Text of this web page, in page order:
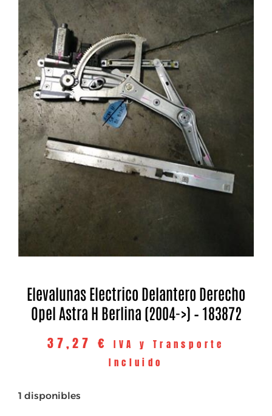
Elevalunas Electrico Delantero Derecho
Opel Astra H Berlina (2004->) – 183872
37,27 €
IVA y Transporte
Incluido
1 disponibles